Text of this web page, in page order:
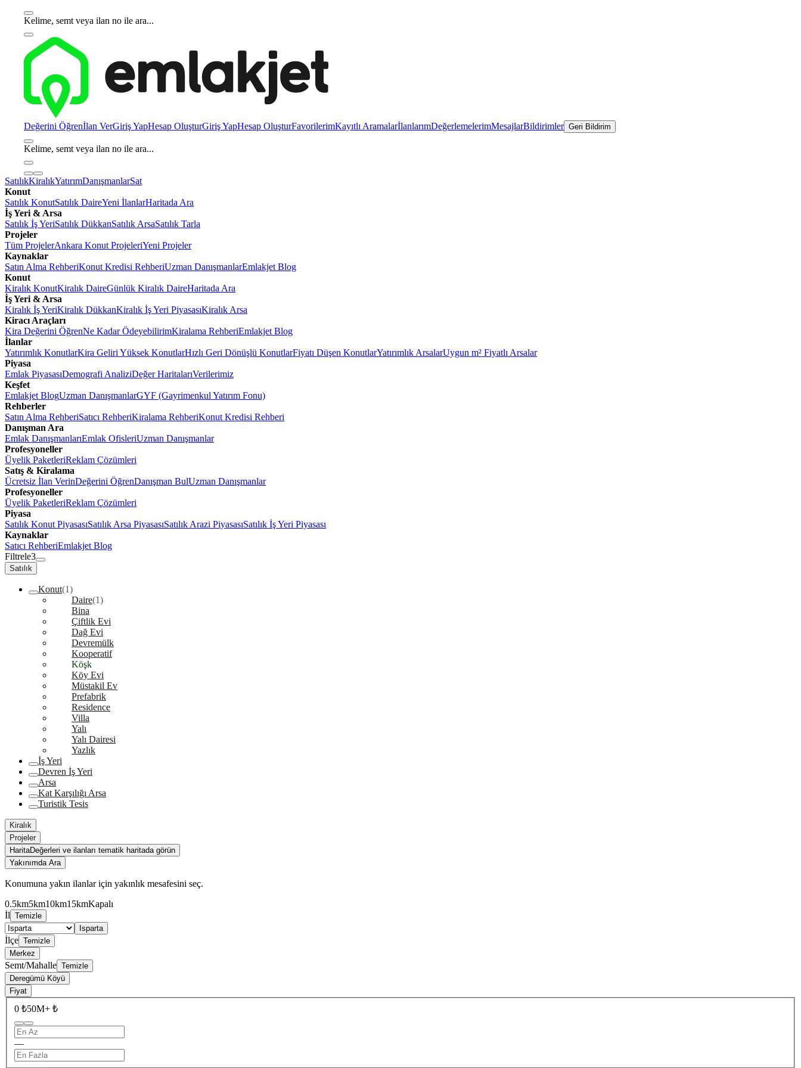
Kelime, semt veya ilan no ile ara...
Değerini Öğrenİlan VerGiriş YapHesap OluşturGiriş YapHesap OluşturFavorilerimKayıtlı AramalarİlanlarımDeğerlemelerimMesajlarBildirimler Geri Bildirim
Kelime, semt veya ilan no ile ara...
SatılıkKiralıkYatırımDanışmanlarSat
Konut
Satılık KonutSatılık DaireYeni İlanlarHaritada Ara
İş Yeri & Arsa
Satılık İş YeriSatılık DükkanSatılık ArsaSatılık Tarla
Projeler
Tüm ProjelerAnkara Konut ProjeleriYeni Projeler
Kaynaklar
Satın Alma RehberiKonut Kredisi RehberiUzman DanışmanlarEmlakjet Blog
Konut
Kiralık KonutKiralık DaireGünlük Kiralık DaireHaritada Ara
İş Yeri & Arsa
Kiralık İş YeriKiralık DükkanKiralık İş Yeri PiyasasıKiralık Arsa
Kiracı Araçları
Kira Değerini ÖğrenNe Kadar ÖdeyebilirimKiralama RehberiEmlakjet Blog
İlanlar
Yatırımlık KonutlarKira Geliri Yüksek KonutlarHızlı Geri Dönüşlü KonutlarFiyatı Düşen KonutlarYatırımlık ArsalarUygun m² Fiyatlı Arsalar
Piyasa
Emlak PiyasasıDemografi AnaliziDeğer HaritalarıVerilerimiz
Keşfet
Emlakjet BlogUzman DanışmanlarGYF (Gayrimenkul Yatırım Fonu)
Rehberler
Satın Alma RehberiSatıcı RehberiKiralama RehberiKonut Kredisi Rehberi
Danışman Ara
Emlak DanışmanlarıEmlak OfisleriUzman Danışmanlar
Profesyoneller
Üyelik PaketleriReklam Çözümleri
Satış & Kiralama
Ücretsiz İlan VerinDeğerini ÖğrenDanışman BulUzman Danışmanlar
Profesyoneller
Üyelik PaketleriReklam Çözümleri
Piyasa
Satılık Konut PiyasasıSatılık Arsa PiyasasıSatılık Arazi PiyasasıSatılık İş Yeri Piyasası
Kaynaklar
Satıcı RehberiEmlakjet Blog
Filtrele3
Satılık
Konut(1)
Daire(1)
Bina
Çiftlik Evi
Dağ Evi
Devremülk
Kooperatif
Köşk
Köy Evi
Müstakil Ev
Prefabrik
Residence
Villa
Yalı
Yalı Dairesi
Yazlık
İş Yeri
Devren İş Yeri
Arsa
Kat Karşılığı Arsa
Turistik Tesis
Kiralık
Projeler
HaritaDeğerleri ve ilanları tematik haritada görün
Yakınımda Ara
Konumuna yakın ilanlar için yakınlık mesafesini seç.
0.5km5km10km15kmKapalı
İl Temizle
Isparta
İlçe Temizle
Merkez
Semt/Mahalle Temizle
Deregümü Köyü
Fiyat
0 ₺50M+ ₺
—